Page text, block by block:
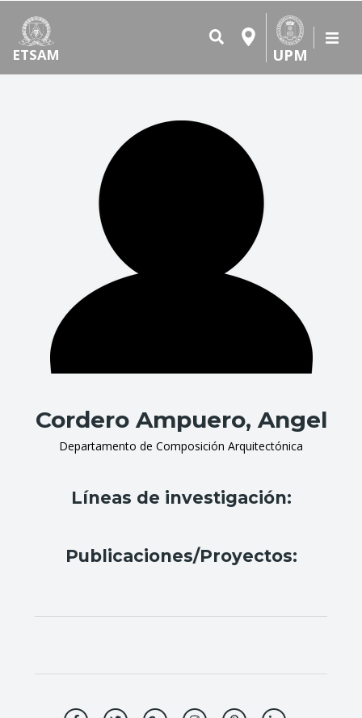
ETSAM UPM
Cordero Ampuero, Angel
Departamento de Composición Arquitectónica
Líneas de investigación:
Publicaciones/Proyectos: